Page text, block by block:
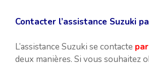
Contacter l’assistance Suzuki
L’assistance Suzuki se contacte
deux manières. Si vous souhaitez